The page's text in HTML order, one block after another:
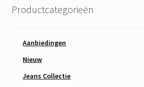
Productcategorieën
Aanbiedingen
Nieuw
Jeans Collectie